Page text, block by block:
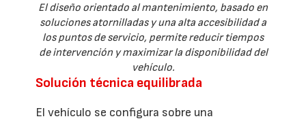
El diseño orientado al mantenimiento, basado en
soluciones atornilladas y una alta accesibilidad a
los puntos de servicio, permite reducir tiempos
de intervención y maximizar la disponibilidad del
vehículo.
Solución técnica equilibrada
El vehículo se configura sobre una